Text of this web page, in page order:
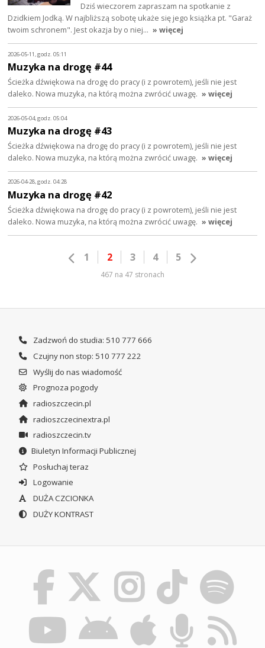
Dziś wieczorem zapraszam na spotkanie z
Dzidkiem Jodką. W najbliższą sobotę ukaże się jego książka pt. "Garaż
twoim schronem". Jest okazja by o niej… » więcej
2026-05-11, godz. 05:11
Muzyka na drogę #44
Ścieżka dźwiękowa na drogę do pracy (i z powrotem), jeśli nie jest
daleko. Nowa muzyka, na którą można zwrócić uwagę. » więcej
2026-05-04, godz. 05:04
Muzyka na drogę #43
Ścieżka dźwiękowa na drogę do pracy (i z powrotem), jeśli nie jest
daleko. Nowa muzyka, na którą można zwrócić uwagę. » więcej
2026-04-28, godz. 04:28
Muzyka na drogę #42
Ścieżka dźwiękowa na drogę do pracy (i z powrotem), jeśli nie jest
daleko. Nowa muzyka, na którą można zwrócić uwagę. » więcej
1 2 3 4 5
467 na 47 stronach
Zadzwoń do studia: 510 777 666
Czujny non stop: 510 777 222
Wyślij do nas wiadomość
Prognoza pogody
radioszczecin.pl
radioszczecinextra.pl
radioszczecin.tv
Biuletyn Informacji Publicznej
Posłuchaj teraz
Logowanie
DUŻA CZCIONKA
DUŻY KONTRAST